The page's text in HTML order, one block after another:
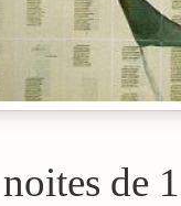
noites